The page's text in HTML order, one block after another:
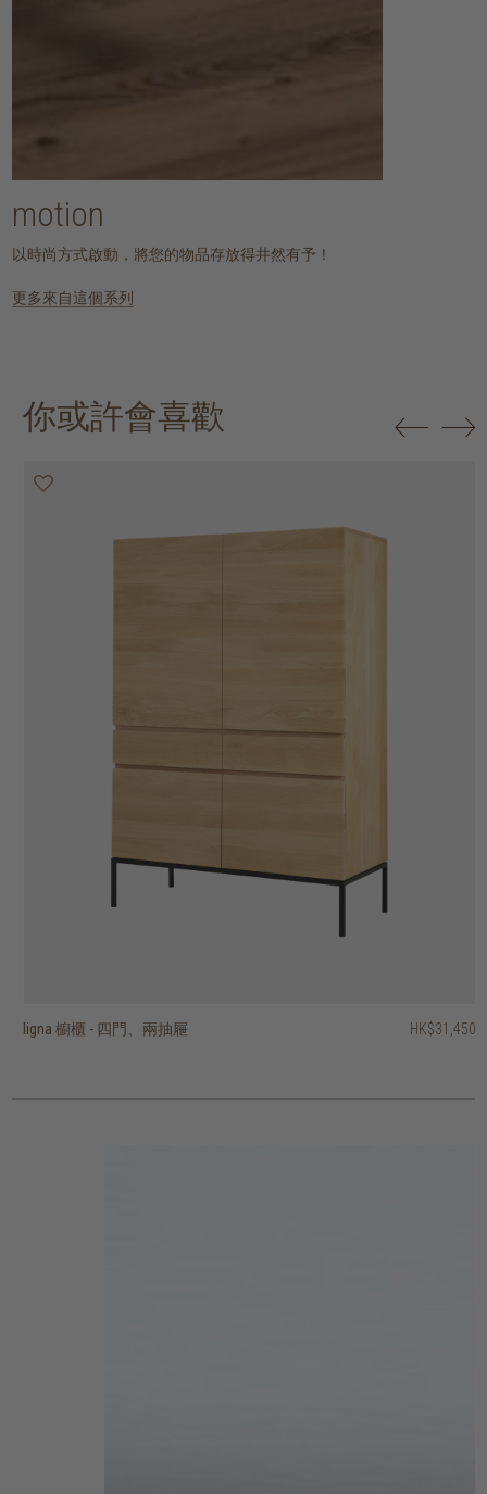
motion
以時尚方式啟動，將您的物品存放得井然有予！
更多來自這個系列
你或許會喜歡
ligna 櫥櫃 - 四門、兩抽屜 HK$31,450
hopper 三門展示櫃 HK$39,950
vision 櫥櫃 - 兩門、單抽屜 HK$13,450
vision 四門櫥櫃 HK$14,450
fissure II 展示櫃 - 兩門、三抽屜 HK$14,950
fissure II 兩門展示櫃 HK$11,950
outline 櫥櫃 - 兩門 HK$19,950
motion 櫥櫃 - 兩門 HK$19,950
motion 櫥櫃 - 兩質感玻璃門 HK$19,950
shadow 四門櫥櫃 HK$29,450